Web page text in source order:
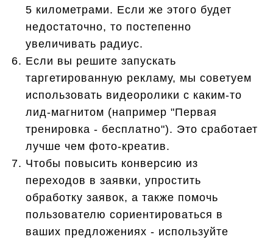
5 километрами. Если же этого будет
недостаточно, то постепенно
увеличивать радиус.
Если вы решите запускать
таргетированную рекламу, мы советуем
использовать видеоролики с каким-то
лид-магнитом (например "Первая
тренировка - бесплатно"). Это сработает
лучше чем фото-креатив.
Чтобы повысить конверсию из
переходов в заявки, упростить
обработку заявок, а также помочь
пользователю сориентироваться в
ваших предложениях - используйте